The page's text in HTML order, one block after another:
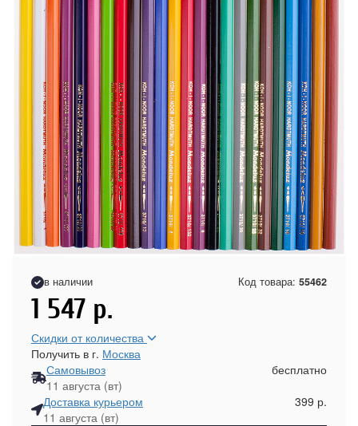
в наличии Код товара: 55462
1 547 р.
Скидки от количества
Получить в г. Москва
Самовывоз
11 августа (вт)
бесплатно
Доставка курьером
11 августа (вт)
399 р.